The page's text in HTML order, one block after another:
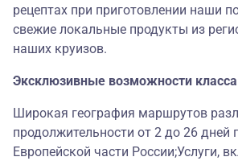
рецептах при приготовлении наши
свежие локальные продукты из
наших круизов.
Эксклюзивные возможности
Широкая география маршрутов
продолжительности от 2 до 26 дней
Европейской части России;Услуги,